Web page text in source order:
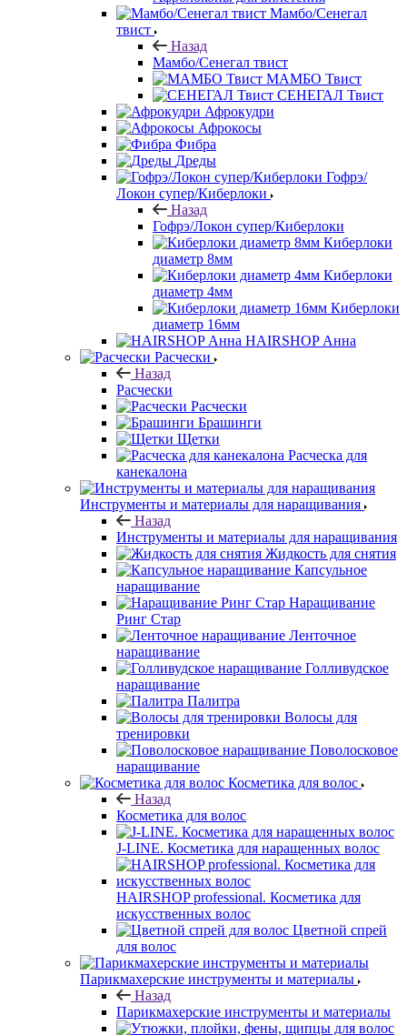
Мамбо/Сенегал
твист
Назад
Мамбо/Сенегал твист
МАМБО Твист
СЕНЕГАЛ Твист
Афрокудри
Афрокосы
Фибра
Дреды
Гофрэ/
Локон супер/Киберлоки
Назад
Гофрэ/Локон супер/Киберлоки
Киберлоки
диаметр 8мм
Киберлоки
диаметр 4мм
Киберлоки
диаметр 16мм
HAIRSHOP Анна
Расчески
Назад
Расчески
Расчески
Брашинги
Щетки
Расческа для
канекалона
Инструменты и материалы для наращивания
Назад
Инструменты и материалы для наращивания
Жидкость для снятия
Капсульное
наращивание
Наращивание
Ринг Стар
Ленточное
наращивание
Голливудское
наращивание
Палитра
Волосы для
тренировки
Поволосковое
наращивание
Косметика для волос
Назад
Косметика для волос
J-LINE. Косметика для наращенных волос
HAIRSHOP professional. Косметика для
искусственных волос
Цветной спрей
для волос
Парикмахерские инструменты и материалы
Назад
Парикмахерские инструменты и материалы